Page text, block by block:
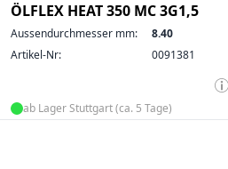
ÖLFLEX HEAT 350 MC 3G1,5
Aussendurchmesser mm:
8.40
Artikel-Nr:
0091381
ab Lager Stuttgart (ca. 5 Tage)